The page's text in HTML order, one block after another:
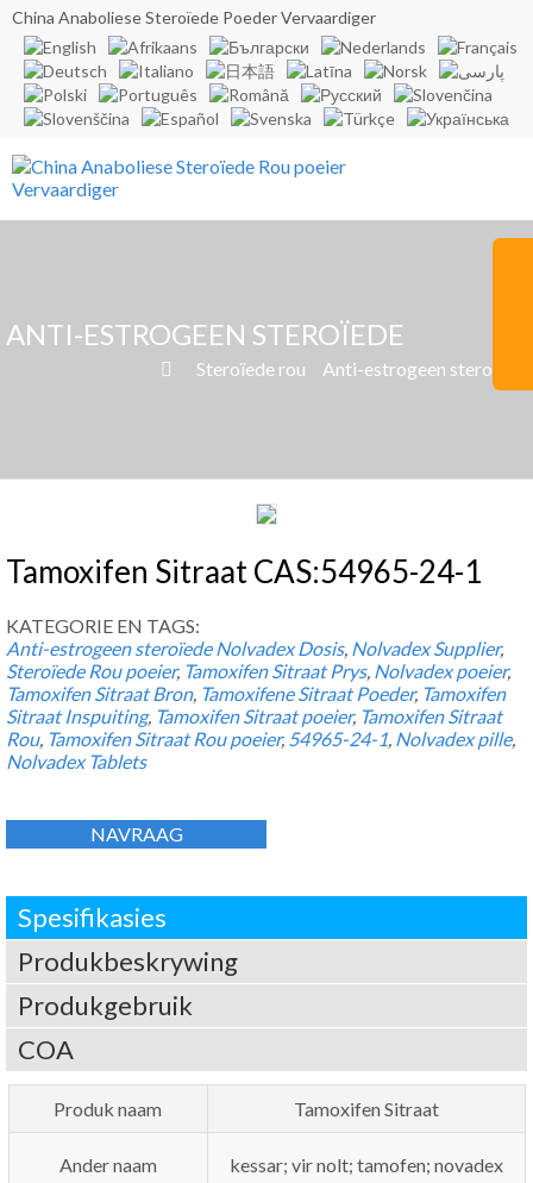
China Anaboliese Steroïede Poeder Vervaardiger
ANTI-ESTROGEEN STEROÏEDE
 Steroïede rou Anti-estrogeen steroïede
Tamoxifen Sitraat CAS:54965-24-1
KATEGORIE EN TAGS:
Anti-estrogeen steroïede Nolvadex Dosis, Nolvadex Supplier,
Steroïede Rou poeier, Tamoxifen Sitraat Prys, Nolvadex poeier,
Tamoxifen Sitraat Bron, Tamoxifene Sitraat Poeder, Tamoxifen
Sitraat Inspuiting, Tamoxifen Sitraat poeier, Tamoxifen Sitraat
Rou, Tamoxifen Sitraat Rou poeier, 54965-24-1, Nolvadex pille,
Nolvadex Tablets
NAVRAAG
Spesifikasies
Produkbeskrywing
Produkgebruik
COA
Produk naam Tamoxifen Sitraat
Ander naam kessar; vir nolt; tamofen; novadex